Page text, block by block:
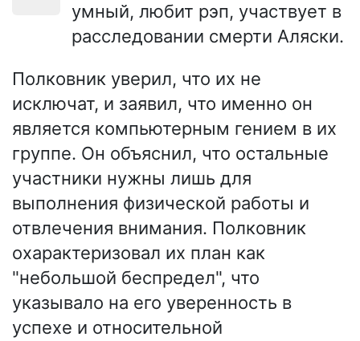
умный, любит рэп, участвует в
расследовании смерти Аляски.
Полковник уверил, что их не
исключат, и заявил, что именно он
является компьютерным гением в их
группе. Он объяснил, что остальные
участники нужны лишь для
выполнения физической работы и
отвлечения внимания. Полковник
охарактеризовал их план как
"небольшой беспредел", что
указывало на его уверенность в
успехе и относительной